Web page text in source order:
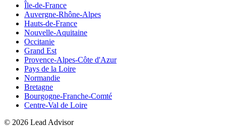
Île-de-France
Auvergne-Rhône-Alpes
Hauts-de-France
Nouvelle-Aquitaine
Occitanie
Grand Est
Provence-Alpes-Côte d'Azur
Pays de la Loire
Normandie
Bretagne
Bourgogne-Franche-Comté
Centre-Val de Loire
© 2026 Lead Advisor